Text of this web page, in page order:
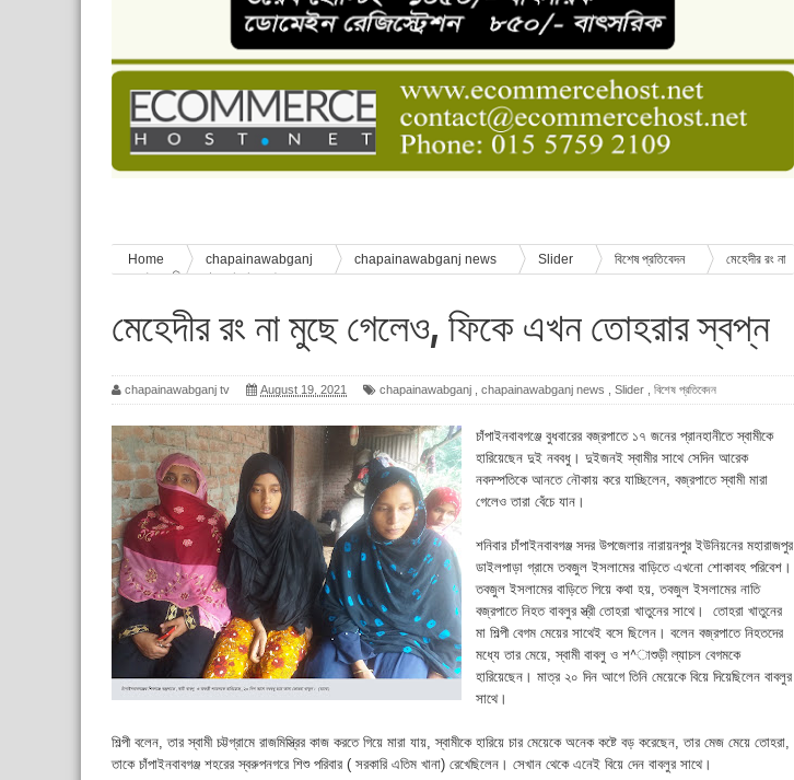
চাঁপাইনবাবগঞ্জে শেষ হয়েছে ৫ দিনের স্কাউট ইউনিট লিডার বেসিক কোর্স
বাংলাদেশ স্কাউটস দিবস পালন
পানি সংকট, কলস নিয়ে বিক্ষোভ
ঈদের শুভেচ্ছা জানিয়েছেন সাবেক ছাত্রলীগ নেতা আবু হাসনাত সুমন
শিশু সুরক্ষা বিষয়ে চাঁপাইনবাবগঞ্জে দুই দিনব্যাপী প্রশিক্ষণ
Home chapainawabganj chapainawabganj news Slider বিশেষ প্রতিবেদন
মেহেদীর রং না
মুছে গেলেও, ফিকে এখন তোহরার স্বপ্ন
মেহেদীর রং না মুছে গেলেও, ফিকে এখন তোহরার স্বপ্ন
chapainawabganj tv August 19, 2021 chapainawabganj chapainawabganj news Slider বিশেষ প্রতিবেদন
চাঁপাইনবাবগঞ্জে বুধবারের বজ্রপাতে ১৭ জনের প্রানহানীতে স্বামীকে
হারিয়েছেন দুই নববধু। দুইজনই স্বামীর সাথে সেদিন আরেক
নবদম্পতিকে আনতে নৌকায় করে যাচ্ছিলেন, বজ্রপাতে স্বামী মারা
গেলেও তারা বেঁচে যান।
শনিবার চাঁপাইনবাবগঞ্জ সদর উপজেলার নারায়নপুর ইউনিয়নের মহারাজপুর
ডাইলপাড়া গ্রামে তবজুল ইসলামের বাড়িতে এখনো শোকাবহ পরিবেশ।
তবজুল ইসলামের বাড়িতে গিয়ে কথা হয়, তবজুল ইসলামের নাতি
বজ্রপাতে নিহত বাবলুর স্ত্রী তোহরা খাতুনের সাথে। তোহরা খাতুনের
মা শিল্পী বেগম মেয়ের সাথেই বসে ছিলেন। বলেন বজ্রপাতে নিহতদের
মধ্যে তার মেয়ে, স্বামী বাবলু ও শ^াশুড়ী ল্যাচল বেগমকে
হারিয়েছেন। মাত্র ২০ দিন আগে তিনি মেয়েকে বিয়ে দিয়েছিলেন বাবলুর
সাথে।
শিল্পী বলেন, তার স্বামী চট্টগ্রামে রাজমিস্ত্রির কাজ করতে গিয়ে মারা যায়, স্বামীকে হারিয়ে চার মেয়েকে অনেক কষ্টে বড় করেছেন, তার মেজ মেয়ে তোহরা,
তাকে চাঁপাইনবাবগঞ্জ শহরের স্বরুপনগরে শিশু পরিবার ( সরকারি এতিম খানা) রেখেছিলেন। সেখান থেকে এনেই বিয়ে দেন বাবলুর সাথে।